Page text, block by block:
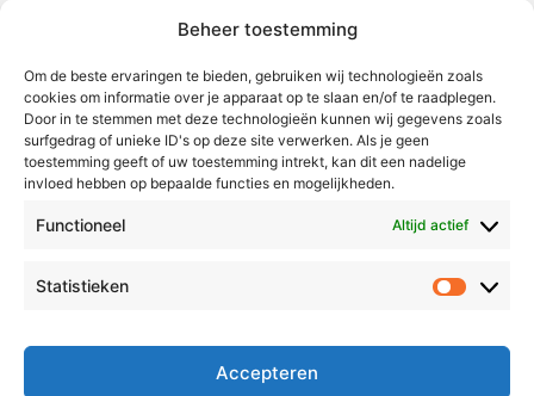
Beheer toestemming
Om de beste ervaringen te bieden, gebruiken wij technologieën zoals
cookies om informatie over je apparaat op te slaan en/of te raadplegen.
Door in te stemmen met deze technologieën kunnen wij gegevens zoals
surfgedrag of unieke ID's op deze site verwerken. Als je geen
toestemming geeft of uw toestemming intrekt, kan dit een nadelige
invloed hebben op bepaalde functies en mogelijkheden.
Functioneel Altijd actief
Statistieken
Accepteren
Leudal
Maasgouw
Echt-Susteren
Radio & TV